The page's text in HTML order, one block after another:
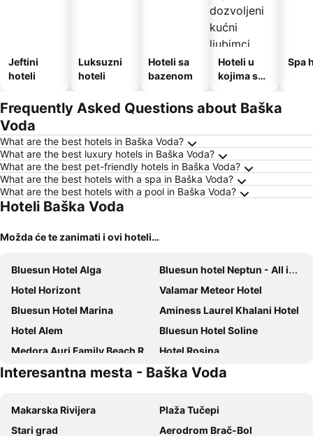
Jeftini
hoteli
Luksuzni
hoteli
Hoteli sa
bazenom
Hoteli u
kojima su
kućni
ljubimci
Spa
Frequently Asked Questions about Baška
Voda
What are the best hotels in Baška Voda?
What are the best luxury hotels in Baška Voda?
What are the best pet-friendly hotels in Baška Voda?
What are the best hotels with a spa in Baška Voda?
What are the best hotels with a pool in Baška Voda?
Hoteli Baška Voda
Možda će te zanimati i ovi hoteli…
Bluesun Hotel Alga
Bluesun hotel Neptun - All inclusive
Hotel Horizont
Valamar Meteor Hotel
Bluesun Hotel Marina
Aminess Laurel Khalani Hotel
Hotel Alem
Bluesun Hotel Soline
Medora Auri Family Beach Resort
Hotel Rosina
Biokovo
Holiday Village Sagitta
Bluesun Holiday Village Afrodita
Grand Hotel Slavia
Hotel Park Makarska
Bluesun hotel Berulia
Interesantna mesta - Baška Voda
Makarska Rivijera
Plaža Tučepi
Stari grad
Aerodrom Brač-Bol